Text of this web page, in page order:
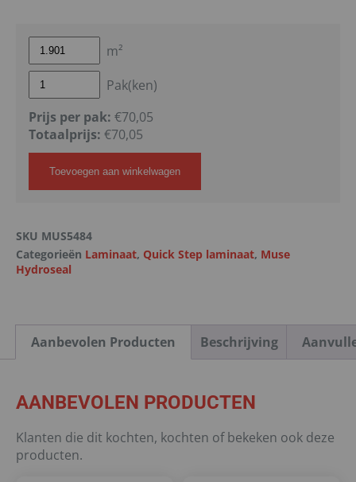
m²
Pak(ken)
Prijs per pak: €70,05
Totaalprijs: €70,05
Toevoegen aan winkelwagen
SKU MUS5484
Categorieën Laminaat, Quick Step laminaat, Muse
Hydroseal
Aanbevolen Producten Beschrijving
AANBEVOLEN PRODUCTEN
Klanten die dit kochten, kochten of bekeken ook deze
producten.